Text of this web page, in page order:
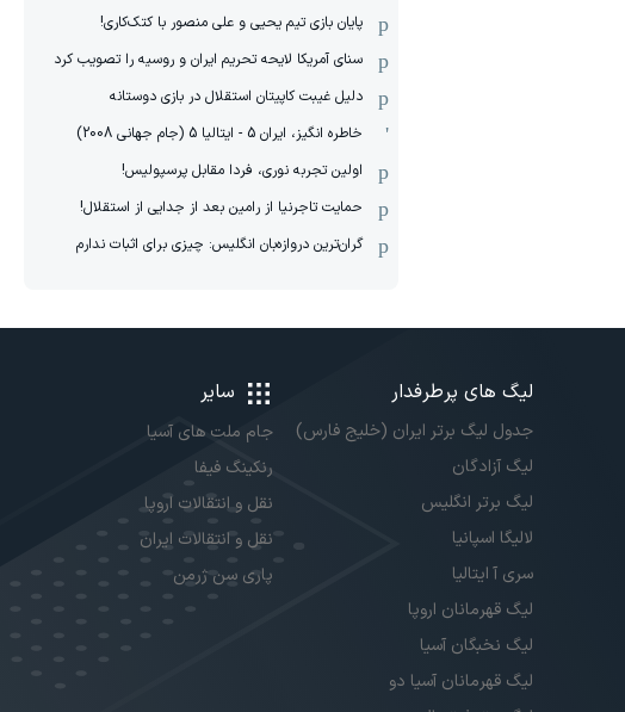
پایان بازی تیم یحیی و علی منصور با کتک‌کاری!
سنای آمریکا لایحه تحریم ایران و روسیه را تصویب کرد
دلیل غیبت کاپیتان استقلال در بازی دوستانه
خاطره انگیز، ایران 5 - ایتالیا 5 (جام جهانی 2008)
اولین تجربه نوری، فردا مقابل پرسپولیس!
حمایت تاجرنیا از رامین بعد از جدایی از استقلال!
گران‌ترین دروازه‌بان انگلیس: چیزی برای اثبات ندارم
لیگ های پرطرفدار
جدول لیگ برتر ایران (خلیج فارس)
لیگ آزادگان
لیگ برتر انگلیس
لالیگا اسپانیا
سری آ ایتالیا
لیگ قهرمانان اروپا
لیگ نخبگان آسیا
لیگ قهرمانان آسیا دو
سایر
جام ملت های آسیا
رنکینگ فیفا
نقل و انتقالات اروپا
نقل و انتقالات ایران
پاری سن ژرمن